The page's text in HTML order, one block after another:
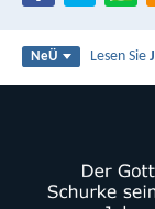
NeÜ Lesen Sie